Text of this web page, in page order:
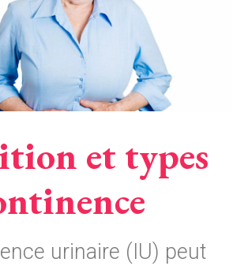
et types
urinaire (IU) peut